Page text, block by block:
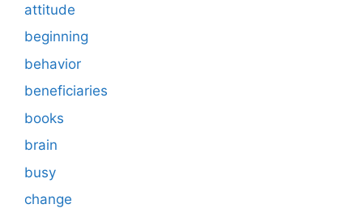
attitude
beginning
behavior
beneficiaries
books
brain
busy
change